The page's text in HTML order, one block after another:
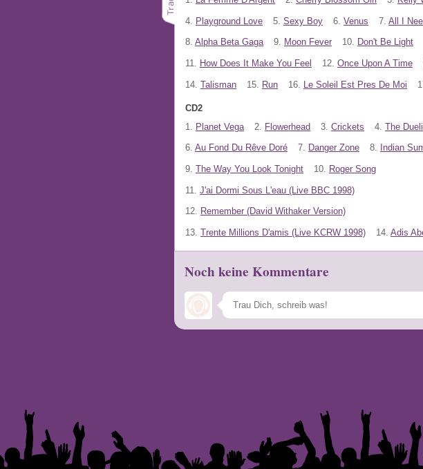
4. Playground Love 5. Sexy Boy 6. Venus 7. All I
8. Alpha Beta Gaga 9. Moon Fever 10. Don't Be Light
11. How Does It Make You Feel 12. Once Upon A Time
14. Talisman 15. Run 16. Le Soleil Est Pres De Moi
CD2
1.
Planet Vega 2. Flowerhead 3. Crickets 4. The
6. Au Fond Du Rêve Doré 7. Danger Zone 8. Indian
9. The Way You Look Tonight 10. Roger Song
11. J'ai Dormi Sous L'eau (Live BBC 1998)
12. Remember (David Withaker Version)
13. Trente Millions D'amis (Live KCRW 1998) 14. Adis
Noch keine Kommentare